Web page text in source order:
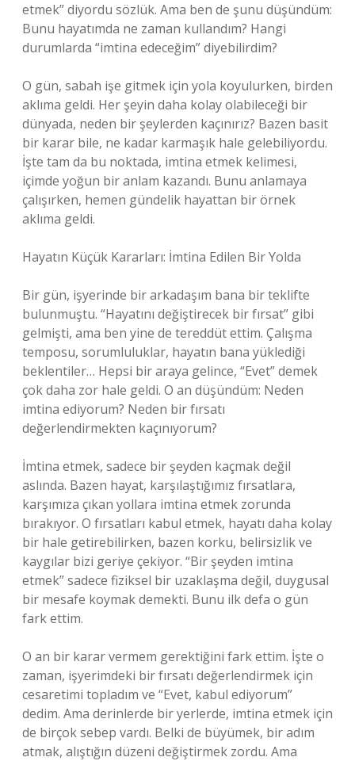
etmek” diyordu sözlük. Ama ben de şunu düşündüm:
Bunu hayatımda ne zaman kullandım? Hangi
durumlarda “imtina edeceğim” diyebilirdim?
O gün, sabah işe gitmek için yola koyulurken, birden
aklıma geldi. Her şeyin daha kolay olabileceği bir
dünyada, neden bir şeylerden kaçınırız? Bazen basit
bir karar bile, ne kadar karmaşık hale gelebiliyordu.
İşte tam da bu noktada, imtina etmek kelimesi,
içimde yoğun bir anlam kazandı. Bunu anlamaya
çalışırken, hemen gündelik hayattan bir örnek
aklıma geldi.
Hayatın Küçük Kararları: İmtina Edilen Bir Yolda
Bir gün, işyerinde bir arkadaşım bana bir teklifte
bulunmuştu. “Hayatını değiştirecek bir fırsat” gibi
gelmişti, ama ben yine de tereddüt ettim. Çalışma
temposu, sorumluluklar, hayatın bana yüklediği
beklentiler… Hepsi bir araya gelince, “Evet” demek
çok daha zor hale geldi. O an düşündüm: Neden
imtina ediyorum? Neden bir fırsatı
değerlendirmekten kaçınıyorum?
İmtina etmek, sadece bir şeyden kaçmak değil
aslında. Bazen hayat, karşılaştığımız fırsatlara,
karşımıza çıkan yollara imtina etmek zorunda
bırakıyor. O fırsatları kabul etmek, hayatı daha kolay
bir hale getirebilirken, bazen korku, belirsizlik ve
kaygılar bizi geriye çekiyor. “Bir şeyden imtina
etmek” sadece fiziksel bir uzaklaşma değil, duygusal
bir mesafe koymak demekti. Bunu ilk defa o gün
fark ettim.
O an bir karar vermem gerektiğini fark ettim. İşte o
zaman, işyerimdeki bir fırsatı değerlendirmek için
cesaretimi topladım ve “Evet, kabul ediyorum”
dedim. Ama derinlerde bir yerlerde, imtina etmek için
de birçok sebep vardı. Belki de büyümek, bir adım
atmak, alıştığın düzeni değiştirmek zordu. Ama